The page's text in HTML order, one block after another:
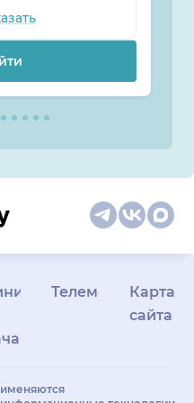
Телемедицина
Карта
сайта